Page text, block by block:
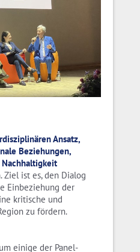
Ansatz,
Beziehungen,
ist es, den Dialog
Einbeziehung der
kritische und
zu fördern.
einige der Panel-